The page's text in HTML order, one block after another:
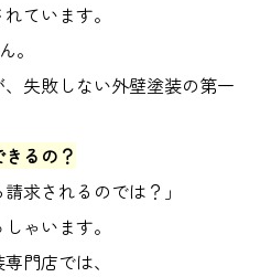
ています。
。
失敗しない外壁塗装の第一
るの？
求されるのでは？」
ゃいます。
門店では、